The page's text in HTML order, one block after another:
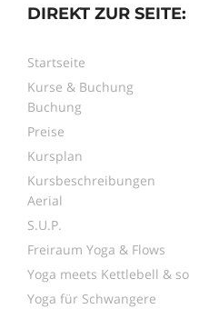
DIREKT ZUR SEITE:
Startseite
Kurse & Buchung
Buchung
Preise
Kursplan
Kursbeschreibungen
Aerial
S.U.P.
Freiraum Yoga & Flows
Yoga meets Kettlebell & so
Yoga für Schwangere